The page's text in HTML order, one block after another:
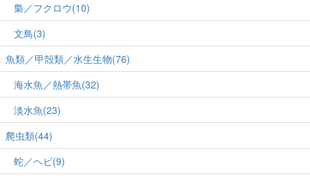
梟／フクロウ(10)
文鳥(3)
魚類／甲殻類／水生生物(76)
海水魚／熱帯魚(32)
淡水魚(23)
爬虫類(44)
蛇／ヘビ(9)